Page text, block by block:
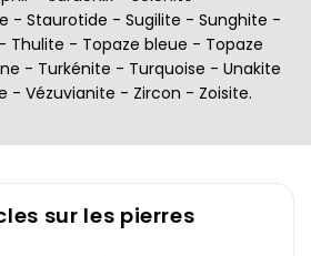
- Staurotide - Sugilite - Sunghite -
- Thulite - Topaze bleue - Topaze
- Turkénite - Turquoise - Unakite
- Vézuvianite - Zircon - Zoisite.
sur les pierres